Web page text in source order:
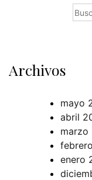
Archivos
mayo
abril
marzo
enero